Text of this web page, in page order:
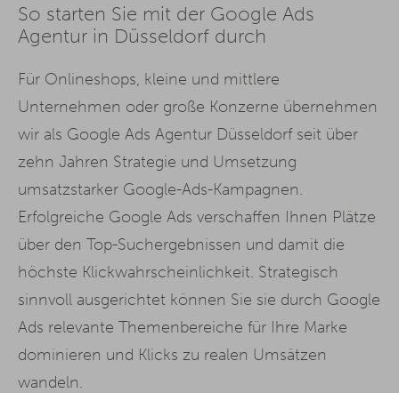
So starten Sie mit der Google Ads
Agentur in Düsseldorf durch
Für Onlineshops, kleine und mittlere
Unternehmen oder große Konzerne übernehmen
wir als Google Ads Agentur Düsseldorf seit über
zehn Jahren Strategie und Umsetzung
umsatzstarker Google-Ads-Kampagnen.
Erfolgreiche Google Ads verschaffen Ihnen Plätze
über den Top-Suchergebnissen und damit die
höchste Klickwahrscheinlichkeit. Strategisch
sinnvoll ausgerichtet können Sie sie durch Google
Ads relevante Themenbereiche für Ihre Marke
dominieren und Klicks zu realen Umsätzen
wandeln.